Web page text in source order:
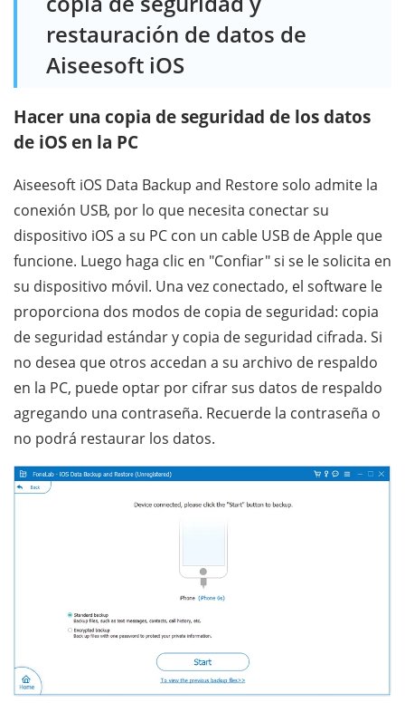
restauración de datos de
Aiseesoft iOS
Hacer una copia de seguridad de los datos
de iOS en la PC
Aiseesoft iOS Data Backup and Restore solo admite la
conexión USB, por lo que necesita conectar su
dispositivo iOS a su PC con un cable USB de Apple que
funcione. Luego haga clic en "Confiar" si se le solicita en
su dispositivo móvil. Una vez conectado, el software le
proporciona dos modos de copia de seguridad: copia
de seguridad estándar y copia de seguridad cifrada. Si
no desea que otros accedan a su archivo de respaldo
en la PC, puede optar por cifrar sus datos de respaldo
agregando una contraseña. Recuerde la contraseña o
no podrá restaurar los datos.